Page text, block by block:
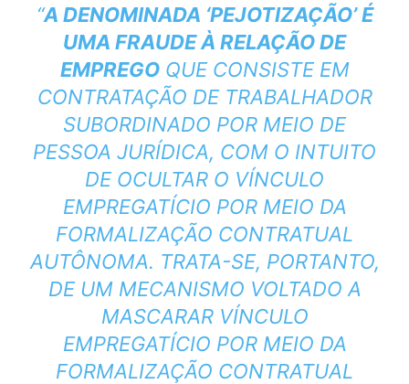
“A DENOMINADA ‘PEJOTIZAÇÃO’ É
UMA FRAUDE À RELAÇÃO DE
EMPREGOQUE CONSISTE EM
CONTRATAÇÃO DE TRABALHADOR
SUBORDINADO POR MEIO DE
PESSOA JURÍDICA, COM O INTUITO
DE OCULTAR O VÍNCULO
EMPREGATÍCIO POR MEIO DA
FORMALIZAÇÃO CONTRATUAL
AUTÔNOMA. TRATA-SE, PORTANTO,
DE UM MECANISMO VOLTADO A
MASCARAR VÍNCULO
EMPREGATÍCIO POR MEIO DA
FORMALIZAÇÃO CONTRATUAL